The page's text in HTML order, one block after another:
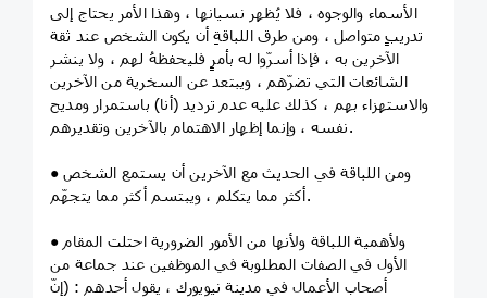
الأسماء والوجوه ، فلا يُظهر نسيانها ، وهذا الأمر يحتاج إلى
تدريبٍ متواصل ، ومن طرق اللباقةِ أن يكون الشخص عند ثقة
الآخرين به ، فإذا أسرّوا له بأمرٍ فليحفظهُ لهم ، ولا ينشر
الشائعات التي تضرّهم ، ويبتعد عن السخرية من الآخرين
والاستهزاء بهم ، كذلك عليه عدم ترديد (أنا) باستمرار ومديح
نفسه ، وإنما إظهار الاهتمام بالآخرين وتقديرهم.
● ومن اللباقة في الحديث مع الآخرين أن يستمع الشخص
أكثر مما يتكلم ، ويبتسم أكثر مما يتجهّم.
● ولأهمية اللباقة ولأنها من الأمور الضرورية احتلت المقام
الأول في الصفات المطلوبة في الموظفين عند جماعة من
أصحاب الأعمال في مدينة نيويورك ، يقول أحدهم : (إنّ